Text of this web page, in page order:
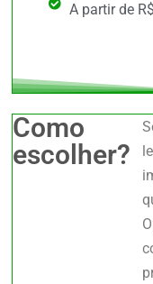
A partir de
Como
escolher?